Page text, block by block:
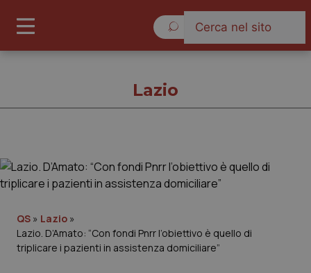
Governo e Parlamento
Lazio
QS » Lazio »
Lazio. D’Amato: “Con fondi Pnrr l’obiettivo è quello di
triplicare i pazienti in assistenza domiciliare”